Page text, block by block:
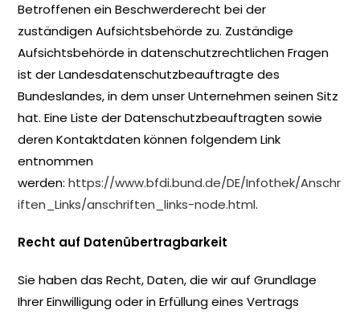
Betroffenen ein Beschwerderecht bei der
zuständigen Aufsichtsbehörde zu. Zuständige
Aufsichtsbehörde in datenschutzrechtlichen Fragen
ist der Landesdatenschutzbeauftragte des
Bundeslandes, in dem unser Unternehmen seinen Sitz
hat. Eine Liste der Datenschutzbeauftragten sowie
deren Kontaktdaten können folgendem Link
entnommen
werden: https://www.bfdi.bund.de/DE/Infothek/Anschr
iften_Links/anschriften_links-node.html.
Recht auf Datenübertragbarkeit
Sie haben das Recht, Daten, die wir auf Grundlage
Ihrer Einwilligung oder in Erfüllung eines Vertrags